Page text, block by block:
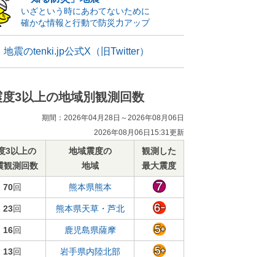
いざという時にあわてないために
確かな情報と行動で防災力アップ
地震のtenki.jp公式X（旧Twitter）
度3以上の地域別観測回数
期間：2026年04月28日～2026年08月06日
2026年08月06日15:31更新
3以上の
観測回数
地域震度の
地域
観測した
最大震度
70回 熊本県熊本
23回 熊本県天草・芦北
16回 鹿児島県薩摩
13回 岩手県内陸北部